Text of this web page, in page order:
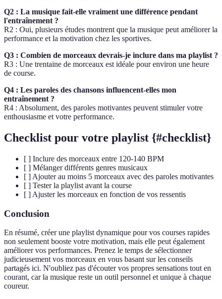
Q2 : La musique fait-elle vraiment une différence pendant
l'entraînement ?
R2 : Oui, plusieurs études montrent que la musique peut améliorer la
performance et la motivation chez les sportives.
Q3 : Combien de morceaux devrais-je inclure dans ma playlist ?
R3 : Une trentaine de morceaux est idéale pour environ une heure
de course.
Q4 : Les paroles des chansons influencent-elles mon
entraînement ?
R4 : Absolument, des paroles motivantes peuvent stimuler votre
enthousiasme et votre performance.
Checklist pour votre playlist {#checklist}
[ ] Inclure des morceaux entre 120-140 BPM
[ ] Mélanger différents genres musicaux
[ ] Ajouter au moins 5 morceaux avec des paroles motivantes
[ ] Tester la playlist avant la course
[ ] Ajuster les morceaux en fonction de vos ressentis
Conclusion
En résumé, créer une playlist dynamique pour vos courses rapides
non seulement booste votre motivation, mais elle peut également
améliorer vos performances. Prenez le temps de sélectionner
judicieusement vos morceaux en vous basant sur les conseils
partagés ici. N'oubliez pas d'écouter vos propres sensations tout en
courant, car la musique reste un outil personnel et unique à chaque
coureur.